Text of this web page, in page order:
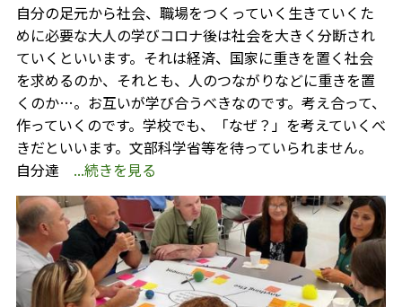
自分の足元から社会、職場をつくっていく生きていくた
めに必要な大人の学びコロナ後は社会を大きく分断され
ていくといいます。それは経済、国家に重きを置く社会
を求めるのか、それとも、人のつながりなどに重きを置
くのか…。お互いが学び合うべきなのです。考え合って、
作っていくのです。学校でも、「なぜ？」を考えていくべ
きだといいます。文部科学省等を待っていられません。
自分達 ...続きを見る